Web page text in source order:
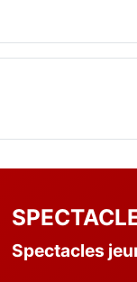
Spectacles